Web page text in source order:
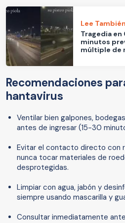
Lee También
Tragedia
minutos
múltiple de
Recomendaciones
hantavirus
Ventilar bien galpones,
antes de ingresar (15-30
Evitar el contacto directo con
nunca tocar materiales de
desprotegidas.
Limpiar con agua, jabón y
siempre usando mascarilla y
Consultar inmediatamente